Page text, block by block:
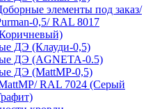
элементы под заказ/
0,5/ RAL 8017
ДЭ (Клауди-0,5)
ДЭ (AGNETA-0.5)
ДЭ (MattMP-0,5)
RAL 7024 (Серый